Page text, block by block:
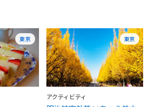
東京 東京
アクティビティ